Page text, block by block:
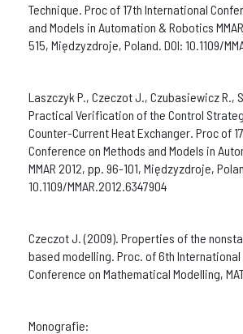
Technique. Proc of 17th International
and Models in Automation & Robotics
515, Międzyzdroje, Poland. DOI: 10.1109/
Laszczyk P., Czeczot J., Czubasiewicz R.,
Practical Verification of the Control
Counter-Current Heat Exchanger. Proc of
Conference on Methods and Models in
MMAR 2012, pp. 96-101, Międzyzdroje,
10.1109/MMAR.2012.6347904
Czeczot J. (2009). Properties of the
based modelling. Proc. of 6th International
Conference on Mathematical Modelling,
Monografie: